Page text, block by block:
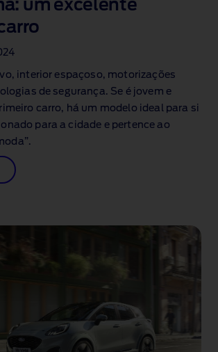
um excelente
interior espaçoso, motorizações
de segurança. Se é jovem e
carro, há um modelo ideal para si
para a cidade e pertence ao